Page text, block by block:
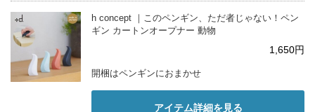
h concept ｜このペンギン、ただ者じゃない！ペン
ギン カートンオープナー 動物
1,650円
開梱はペンギンにおまかせ
アイテム詳細を見る